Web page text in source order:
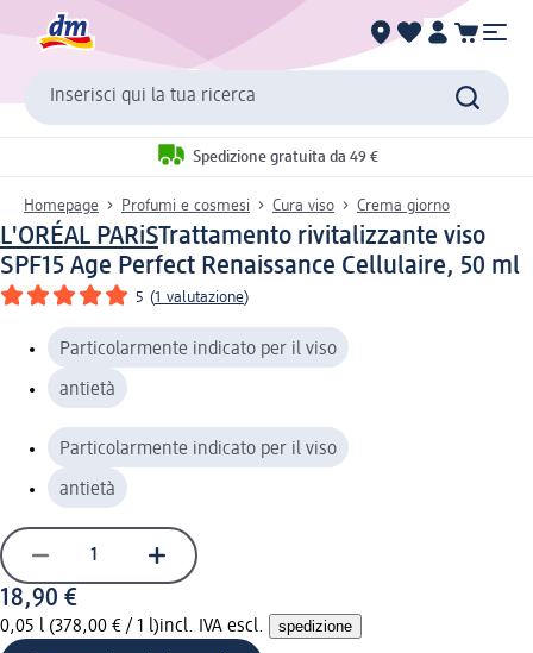
Inserisci qui la tua ricerca
Spedizione gratuita da 49 €
Homepage Profumi e cosmesi Cura viso Crema giorno
L'ORÉAL PARiSTrattamento rivitalizzante viso
SPF15 Age Perfect Renaissance Cellulaire, 50 ml
5 (1 valutazione)
Particolarmente indicato per il viso
antietà
Particolarmente indicato per il viso
antietà
18,90 €
0,05 l (378,00 € / 1 l)incl. IVA escl. spedizione